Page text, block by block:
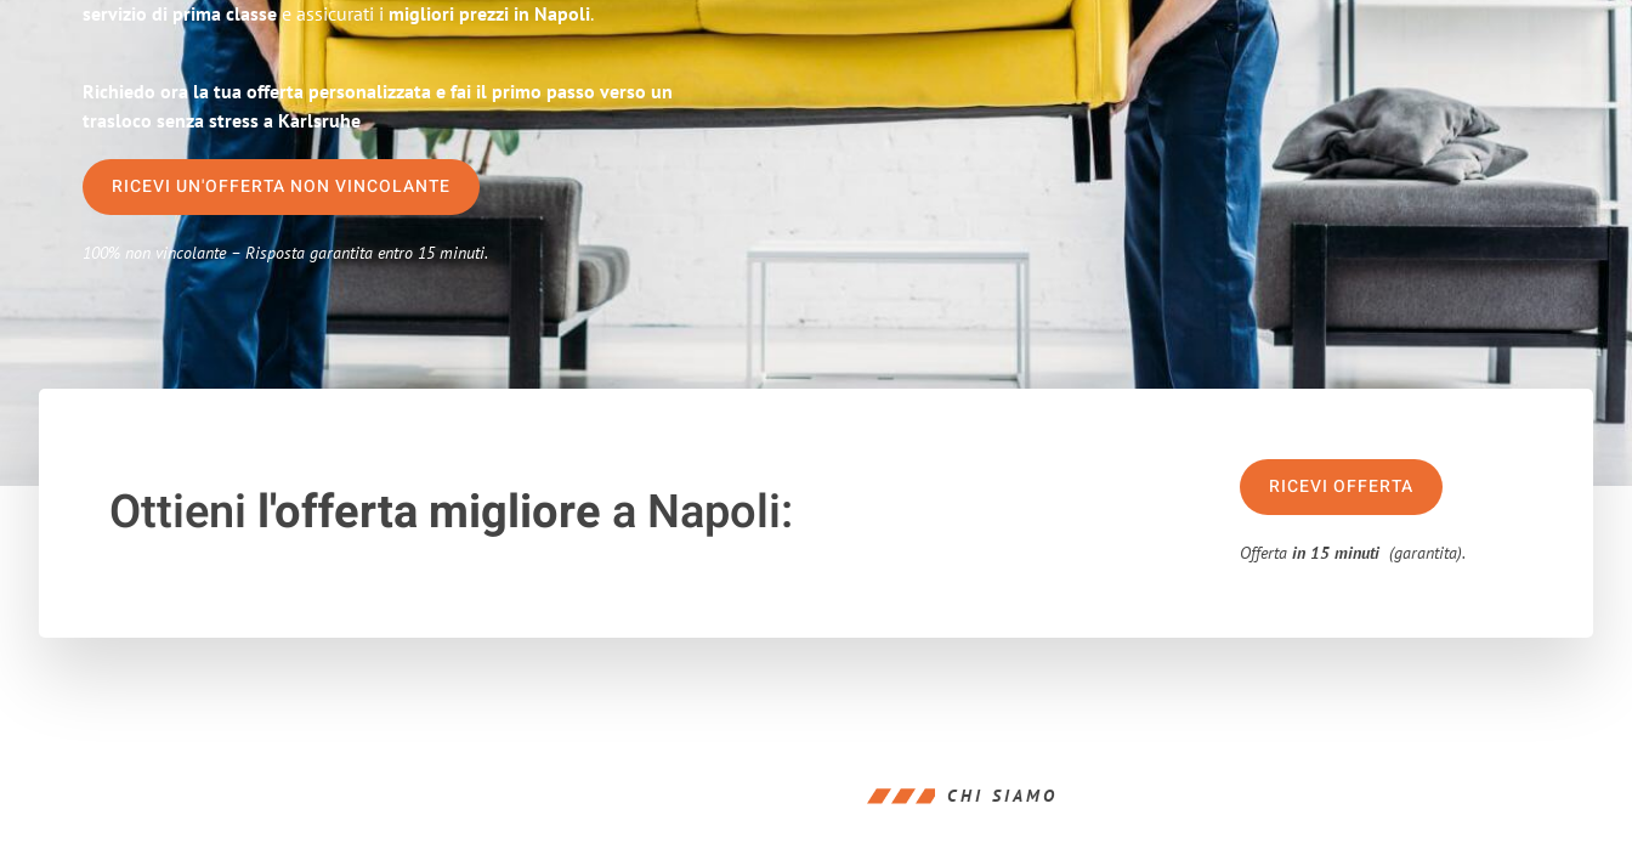
servizio di prima classee assicurati i migliori prezzi in Napoli.
Richiedo ora la tua offerta personalizzata e fai il primo passo verso un
trasloco senza stress a Karlsruhe
RICEVI UN'OFFERTA NON VINCOLANTE
100% non vincolante – Risposta garantita entro 15 minuti.
Ottieni l'offerta migliorea Napoli: RICEVI OFFERTA
Offertain 15 minuti (garantita).
CHI SIAMO